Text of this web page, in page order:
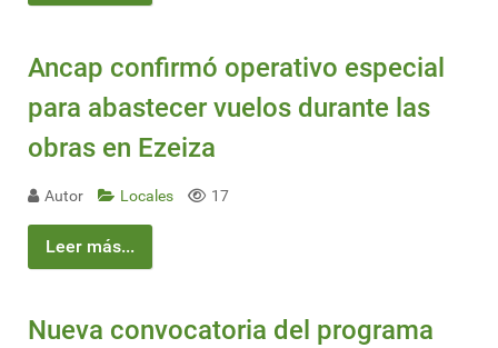
Ancap confirmó operativo especial
para abastecer vuelos durante las
obras en Ezeiza
Autor Locales 17
Leer más...
Nueva convocatoria del programa